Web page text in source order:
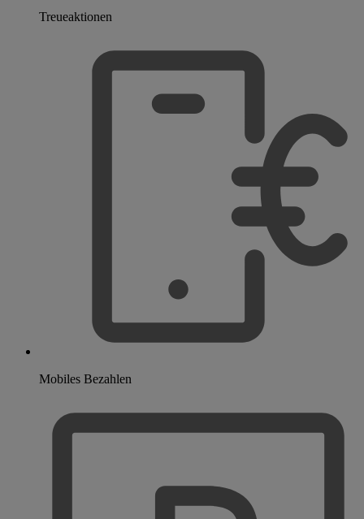
Treueaktionen
Mobiles Bezahlen